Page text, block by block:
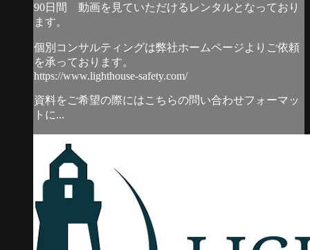
90日間 動画を見ていただけるレンタルとなっており
ます。
個別コンサルティングは弊社ホームページよりご依頼
を承っております。
https://www.lighthouse-safety.com/
資料をご希望の際にはこちらの問い合わせフォーマッ
トに...